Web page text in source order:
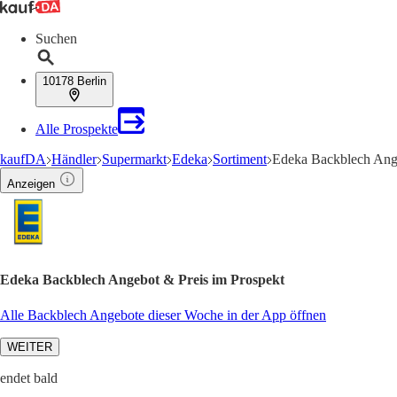
Suchen
10178 Berlin
Alle Prospekte
kaufDA Händler Supermarkt Edeka Sortiment Edeka Backblech
Anzeigen
Edeka Backblech Angebot & Preis im Prospekt
Alle Backblech Angebote dieser Woche in der App öffnen
WEITER
endet bald